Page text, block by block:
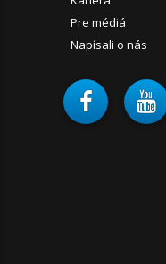
Pre médiá
Napísali o nás